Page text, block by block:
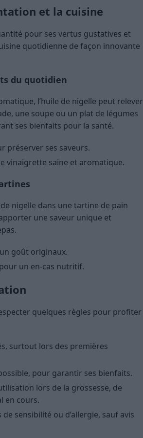
et la cuisine
pour ses vertus gustatives et
quotidienne de façon innovante
du quotidien
l’huile de nigelle peut relever
une soupe ou un plat de légumes
ses bienfaits pour la santé.
préserver ses saveurs.
vinaigrette saine et aromatique.
nigelle dans une tartine de pain
une saveur unique et
goût originaux.
un en-cas nutritif.
quelques règles pour profiter
surtout lors des premières
pour garantir ses bienfaits.
lors de la grossesse, de
en cours.
sensibilité ou d’allergie, sauf avis